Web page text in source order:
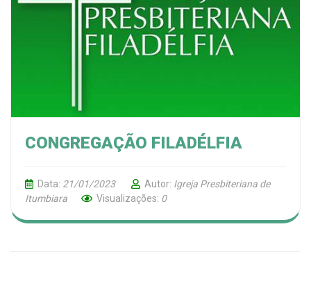
CONGREGAÇÃO FILADÉLFIA
Data: 21/01/2023 Autor: Igreja Presbiteriana de
Itumbiara
Visualizações: 0